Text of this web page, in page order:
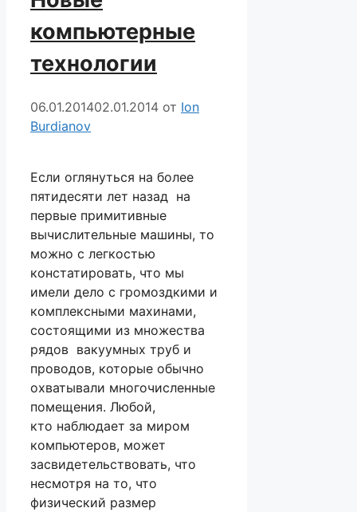
компьютерные
технологии
06.01.201402.01.2014 от Ion
Burdianov
Если оглянуться на более
пятидесяти лет назад на
первые примитивные
вычислительные машины, то
можно с легкостью
констатировать, что мы
имели дело с громоздкими и
комплексными махинами,
состоящими из множества
рядов вакуумных труб и
проводов, которые обычно
охватывали многочисленные
помещения. Любой,
кто наблюдает за миром
компьютеров, может
засвидетельствовать, что
несмотря на то, что
физический размер